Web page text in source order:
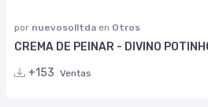
por nuevosolltda en Otros
CREMA DE PEINAR - DIVINO
+153 Ventas